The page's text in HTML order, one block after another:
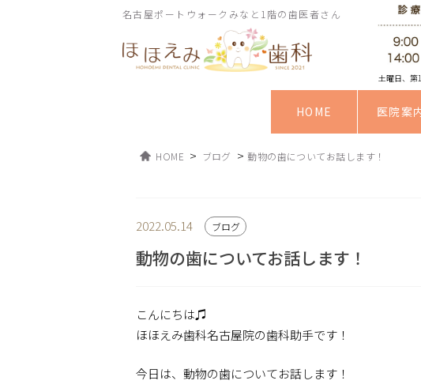
名古屋ポートウォークみなと1階の歯医者さん
土曜日、第
HOME 医院案
HOME > ブログ > 動物の歯についてお話します！
2022.05.14 ブログ
動物の歯についてお話します！
こんにちは♫
ほほえみ歯科名古屋院の歯科助手です！
今日は、動物の歯についてお話します！